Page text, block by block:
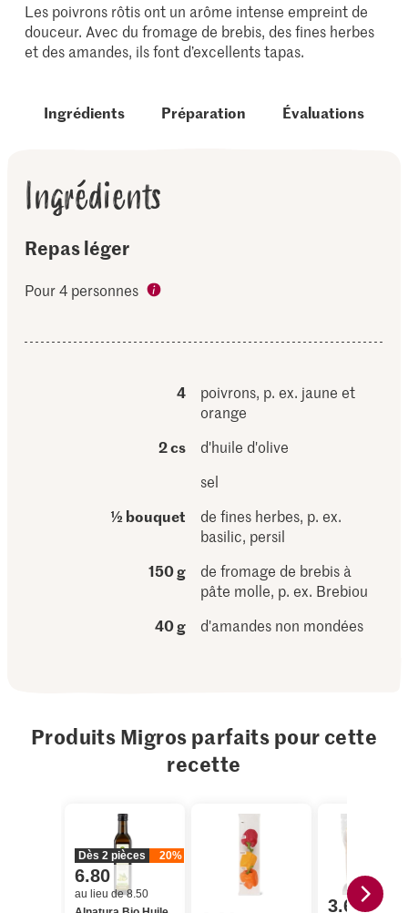
Les poivrons rôtis ont un arôme intense empreint de
douceur. Avec du fromage de brebis, des fines herbes
et des amandes, ils font d’excellents tapas.
Ingrédients Préparation Évaluations
Ingrédients
Repas léger
Pour 4 personnes
4
poivrons, p. ex. jaune et
orange
2 cs
d'huile d'olive
sel
½ bouquet
de fines herbes, p. ex.
basilic, persil
150 g
de fromage de brebis à
pâte molle, p. ex. Brebiou
40 g
d'amandes non mondées
Produits Migros parfaits pour cette
recette
Dès 2 pièces 20%
6.80
au lieu de 8.50
3.65